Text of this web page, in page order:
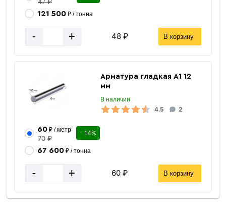
121 500₽ / тонна
- + 48 ₽ В корзину
Арматура гладкая А1 12
мм
В наличии
4.5 2
60₽ / метр
70 ₽
- 14%
67 600₽ / тонна
- + 60 ₽ В корзину
Электроды